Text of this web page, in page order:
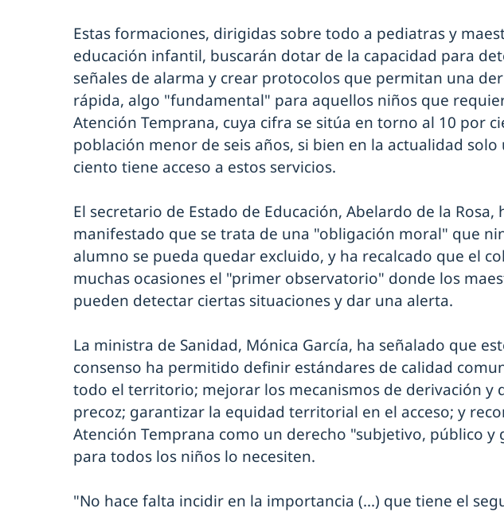
Estas formaciones, dirigidas sobre todo a pediatras y
educación infantil, buscarán dotar de la capacidad para
señales de alarma y crear protocolos que permitan una
rápida, algo "fundamental" para aquellos niños que
Atención Temprana, cuya cifra se sitúa en torno al 10 por
población menor de seis años, si bien en la actualidad solo
ciento tiene acceso a estos servicios.
El secretario de Estado de Educación, Abelardo de la Rosa,
manifestado que se trata de una "obligación moral" que
alumno se pueda quedar excluido, y ha recalcado que el
muchas ocasiones el "primer observatorio" donde los
pueden detectar ciertas situaciones y dar una alerta.
La ministra de Sanidad, Mónica García, ha señalado que
consenso ha permitido definir estándares de calidad
todo el territorio; mejorar los mecanismos de derivación y
precoz; garantizar la equidad territorial en el acceso; y
Atención Temprana como un derecho "subjetivo, público y
para todos los niños lo necesiten.
"No hace falta incidir en la importancia (...) que tiene el